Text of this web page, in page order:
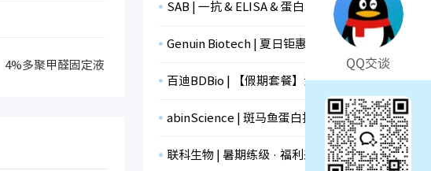
4%多聚甲醛固定液
SAB | 一抗 & ELISA & 蛋白，全线促销！
Genuin Biotech | 夏日钜惠， 限时抢购！
百迪BDBio | 【假期套餐】消杀+支原体检测+冻存，限时折扣！
abinScience | 斑马鱼蛋白抗体
联科生物 | 暑期练级 · 福利来袭！
QQ交谈